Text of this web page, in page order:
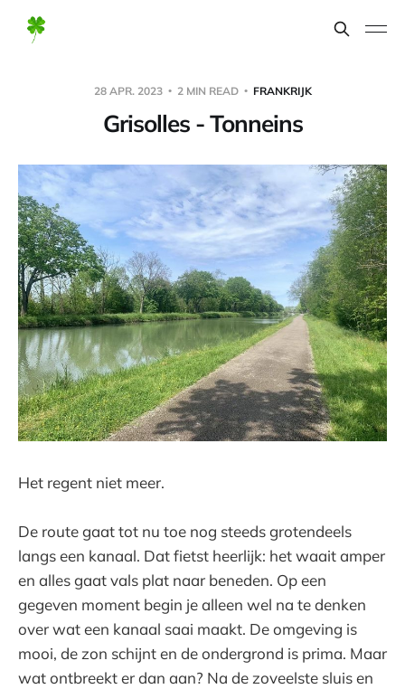
28 APR. 2023 2 MIN READ FRANKRIJK
Grisolles - Tonneins
Het regent niet meer.
De route gaat tot nu toe nog steeds grotendeels
langs een kanaal. Dat fietst heerlijk: het waait amper
en alles gaat vals plat naar beneden. Op een
gegeven moment begin je alleen wel na te denken
over wat een kanaal saai maakt. De omgeving is
mooi, de zon schijnt en de ondergrond is prima. Maar
wat ontbreekt er dan aan? Na de zoveelste sluis en